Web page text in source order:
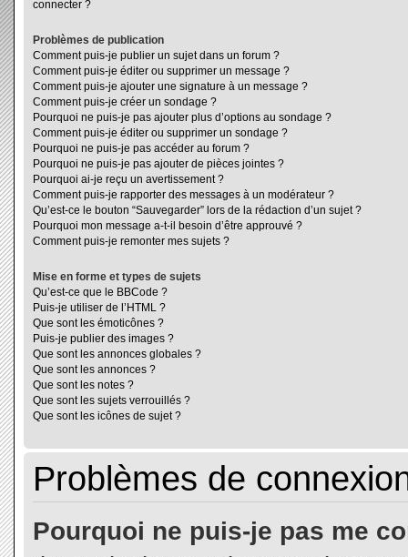
connecter ?
Problèmes de publication
Comment puis-je publier un sujet dans un forum ?
Comment puis-je éditer ou supprimer un message ?
Comment puis-je ajouter une signature à un message ?
Comment puis-je créer un sondage ?
Pourquoi ne puis-je pas ajouter plus d’options au sondage ?
Comment puis-je éditer ou supprimer un sondage ?
Pourquoi ne puis-je pas accéder au forum ?
Pourquoi ne puis-je pas ajouter de pièces jointes ?
Pourquoi ai-je reçu un avertissement ?
Comment puis-je rapporter des messages à un modérateur ?
Qu’est-ce le bouton “Sauvegarder” lors de la rédaction d’un sujet ?
Pourquoi mon message a-t-il besoin d’être approuvé ?
Comment puis-je remonter mes sujets ?
Mise en forme et types de sujets
Qu’est-ce que le BBCode ?
Puis-je utiliser de l’HTML ?
Que sont les émoticônes ?
Puis-je publier des images ?
Que sont les annonces globales ?
Que sont les annonces ?
Que sont les notes ?
Que sont les sujets verrouillés ?
Que sont les icônes de sujet ?
Problèmes de
Pourquoi ne puis-je pas me